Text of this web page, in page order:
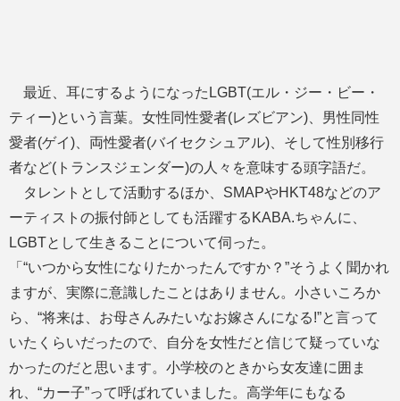
最近、耳にするようになったLGBT(エル・ジー・ビー・
ティー)という言葉。女性同性愛者(レズビアン)、男性同性
愛者(ゲイ)、両性愛者(バイセクシュアル)、そして性別移行
者など(トランスジェンダー)の人々を意味する頭字語だ。
タレントとして活動するほか、SMAPやHKT48などのア
ーティストの振付師としても活躍するKABA.ちゃんに、
LGBTとして生きることについて伺った。
「“いつから女性になりたかったんですか？”そうよく聞かれ
ますが、実際に意識したことはありません。小さいころか
ら、“将来は、お母さんみたいなお嫁さんになる!”と言って
いたくらいだったので、自分を女性だと信じて疑っていな
かったのだと思います。小学校のときから女友達に囲ま
れ、“カー子”って呼ばれていました。高学年にもなる